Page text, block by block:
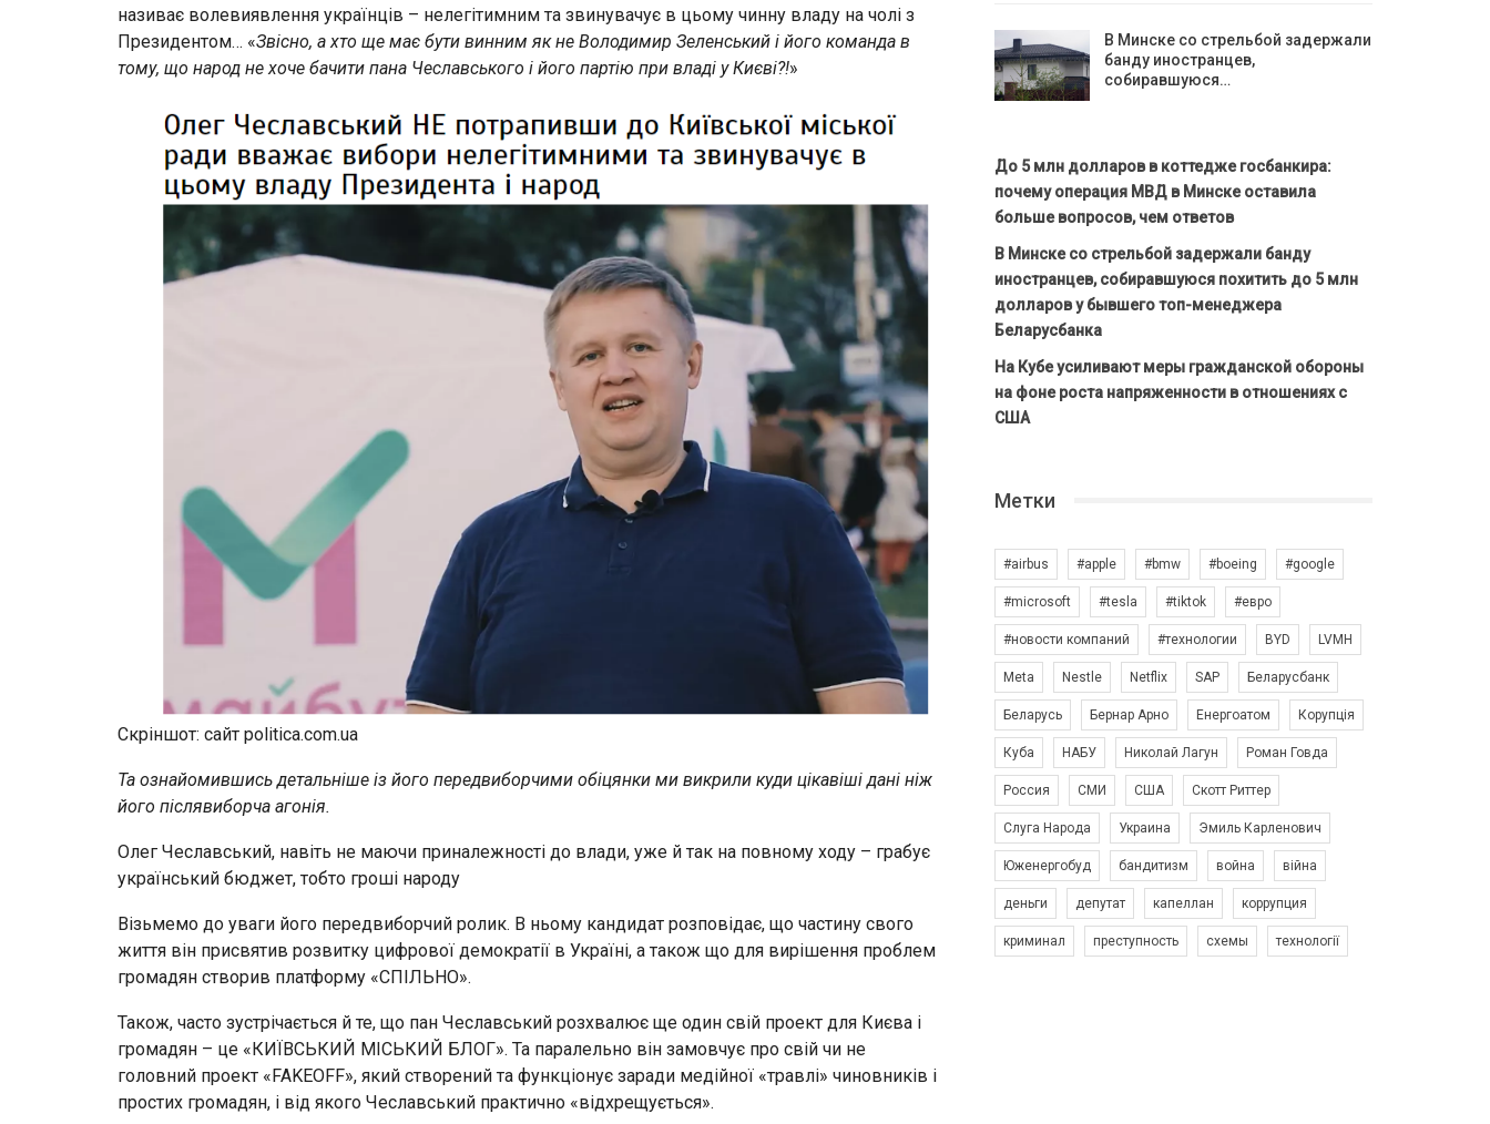
називає волевиявлення українців – нелегітимним та звинувачує в цьому чинну владу на чолі з
Президентом… «Звісно, а хто ще має бути винним як не Володимир Зеленський і його команда в
тому, що народ не хоче бачити пана Чеславського і його партію при владі у Києві?!»
Скріншот: сайт politica.com.ua
Та ознайомившись детальніше із його передвиборчими обіцянки ми викрили куди цікавіші дані ніж
його післявиборча агонія.
Олег Чеславський, навіть не маючи приналежності до влади, уже й так на повному ходу – грабує
український бюджет, тобто гроші народу
Візьмемо до уваги його передвиборчий ролик. В ньому кандидат розповідає, що частину свого
життя він присвятив розвитку цифрової демократії в Україні, а також що для вирішення проблем
громадян створив платформу «СПІЛЬНО».
Також, часто зустрічається й те, що пан Чеславський розхвалює ще один свій проект для Києва і
громадян – це «КИЇВСЬКИЙ МІСЬКИЙ БЛОГ». Та паралельно він замовчує про свій чи не
головний проект «FAKEOFF», який створений та функціонує заради медійної «травлі» чиновників і
простих громадян, і від якого Чеславський практично «відхрещується».
В Минске со стрельбой задержали
банду иностранцев,
собиравшуюся…
До 5 млн долларов в коттедже госбанкира:
почему операция МВД в Минске оставила
больше вопросов, чем ответов
В Минске со стрельбой задержали банду
иностранцев, собиравшуюся похитить до 5 млн
долларов у бывшего топ-менеджера
Беларусбанка
На Кубе усиливают меры гражданской обороны
на фоне роста напряженности в отношениях с
США
Метки
#airbus #apple #bmw #boeing #google
#microsoft #tesla #tiktok #евро
#новости компаний #технологии BYD LVMH
Meta Nestle Netflix SAP Беларусбанк
Беларусь Бернар Арно Енергоатом Корупція
Куба НАБУ Николай Лагун Роман Говда
Россия СМИ США Скотт Риттер
Слуга Народа Украина Эмиль Карленович
Юженергобуд бандитизм война війна
деньги депутат капеллан коррупция
криминал преступность схемы технології